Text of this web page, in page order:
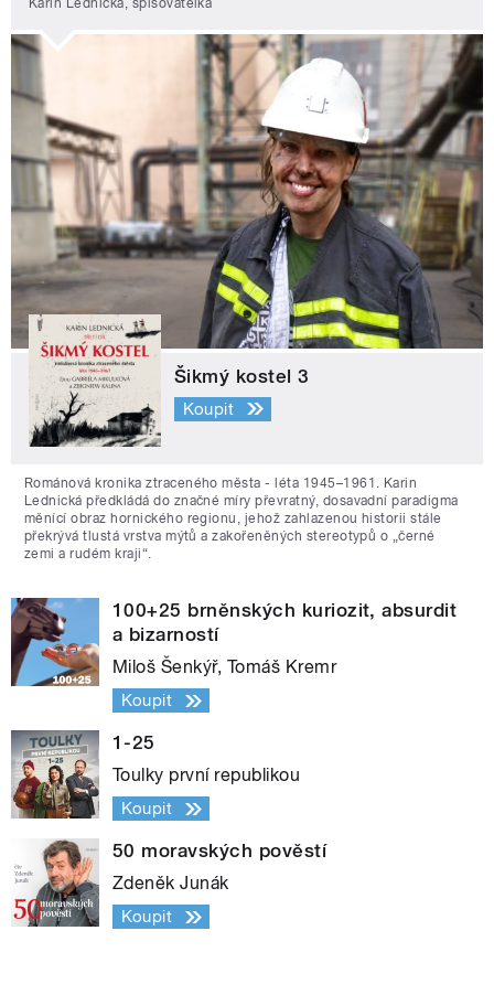
Šikmý kostel 3
Koupit
Románová kronika ztraceného města - léta 1945–1961. Karin
Lednická předkládá do značné míry převratný, dosavadní paradigma
měnící obraz hornického regionu, jehož zahlazenou historii stále
překrývá tlustá vrstva mýtů a zakořeněných stereotypů o „černé
zemi a rudém kraji“.
100+25 brněnských kuriozit, absurdit
a bizarností
Miloš Šenkýř, Tomáš Kremr
Koupit
1-25
Toulky první republikou
Koupit
50 moravských pověstí
Zdeněk Junák
Koupit